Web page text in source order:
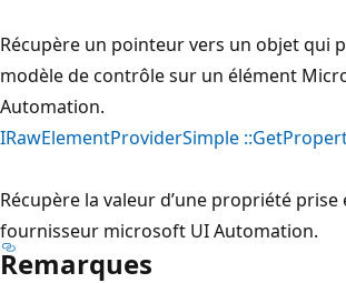
Récupère un pointeur vers un objet qui
modèle de contrôle sur un élément
Automation.
IRawElementProviderSimple
Récupère la valeur d’une propriété
fournisseur microsoft UI Automation.
Remarques